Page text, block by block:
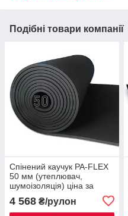
Подібні товари компанії
Спінений каучук PA-FLEX
50 мм (утеплювач,
шумоізоляція) ціна за
4 568 ₴/рулон